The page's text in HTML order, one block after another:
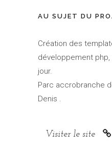
AU SUJET DU
Création des
développement
jour.
Parc accrobranche
Denis .
Visiter le site